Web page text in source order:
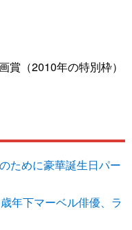
賞（2010年の特別枠）
ために豪華誕生日パー
年下マーベル俳優、ラ